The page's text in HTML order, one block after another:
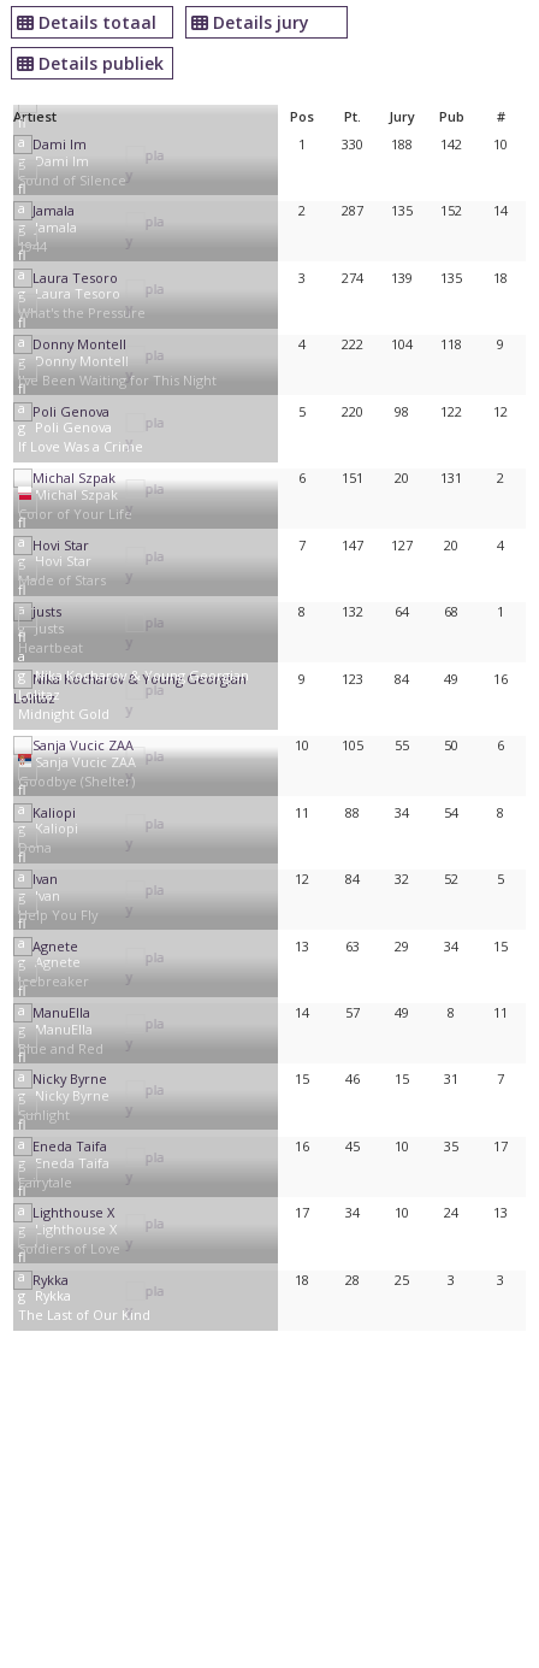
Details totaal
Details jury
Details publiek
Artiest Pos Pt. Jury Pub #
Dami Im
Sound of Silence
1 330 188 142 10
Jamala
1944
2 287 135 152 14
Laura Tesoro
What's the Pressure
3 274 139 135 18
Donny Montell
I've Been Waiting for This Night
4 222 104 118 9
Poli Genova
If Love Was a Crime
5 220 98 122 12
Michal Szpak
Color of Your Life
6 151 20 131 2
Hovi Star
Made of Stars
7 147 127 20 4
Justs
Heartbeat
8 132 64 68 1
Nika Kocharov & Young Georgian
Lolitaz
Midnight Gold
9 123 84 49 16
Sanja Vucic ZAA
Goodbye (Shelter)
10 105 55 50 6
Kaliopi
Dona
11 88 34 54 8
Ivan
Help You Fly
12 84 32 52 5
Agnete
Icebreaker
13 63 29 34 15
ManuElla
Blue and Red
14 57 49 8 11
Nicky Byrne
Sunlight
15 46 15 31 7
Eneda Taifa
Fairytale
16 45 10 35 17
Lighthouse X
Soldiers of Love
17 34 10 24 13
Rykka
The Last of Our Kind
18 28 25 3 3